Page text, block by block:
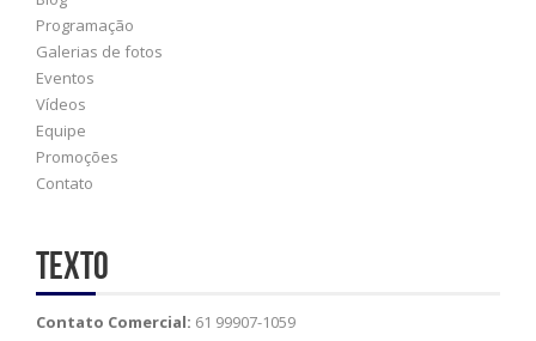
Programação
Galerias de fotos
Eventos
Vídeos
Equipe
Promoções
Contato
Texto
Contato Comercial: 61 99907-1059